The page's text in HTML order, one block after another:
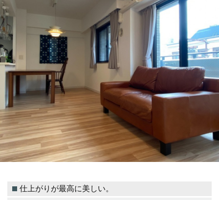
仕上がりが最高に美しい。